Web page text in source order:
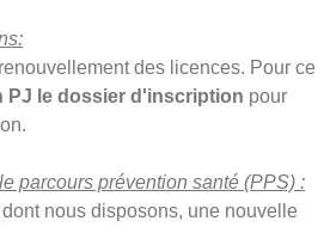
des licences. Pour ce
PJ le dossier d'inscription pour
parcours prévention santé (PPS) :
nous disposons, une nouvelle